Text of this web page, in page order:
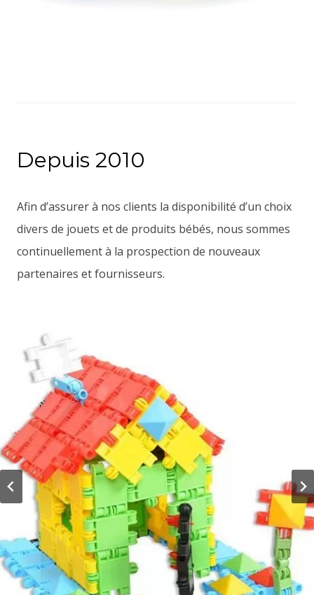
Depuis 2010
Afin d’assurer à nos clients la disponibilité d’un choix
divers de jouets et de produits bébés, nous sommes
continuellement à la prospection de nouveaux
partenaires et fournisseurs.